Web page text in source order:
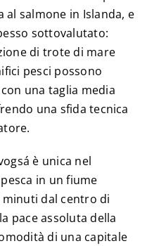
al salmone in Islanda, e
sottovalutato:
di trote di mare
pesci possono
una taglia media
una sfida tecnica
è unica nel
in un fiume
dal centro di
pace assoluta della
di una capitale